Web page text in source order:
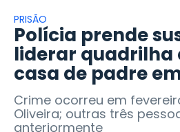
PRISÃO
Polícia prende
liderar quadrilha
casa de padre
Crime ocorreu em
Oliveira; outras três
anteriormente